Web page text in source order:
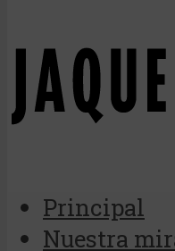
Principal
Nuestra